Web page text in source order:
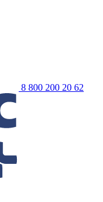
8 800 200 20 62